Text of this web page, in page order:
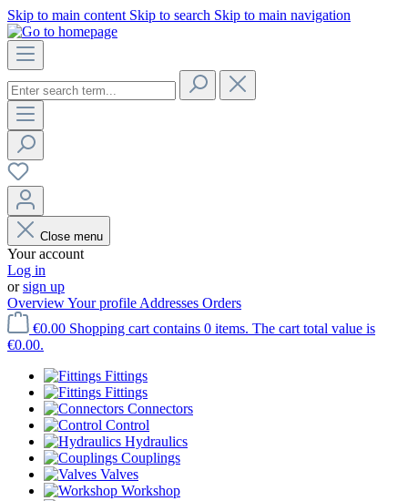
Skip to main content Skip to search Skip to main navigation
Close menu
Your account
Log in
orsign up
OverviewYour profile Addresses Orders
€0.00 Shopping cart contains 0 items. The cart total value is
€0.00.
Fittings
Fittings
Connectors
Control
Hydraulics
Couplings
Valves
Workshop